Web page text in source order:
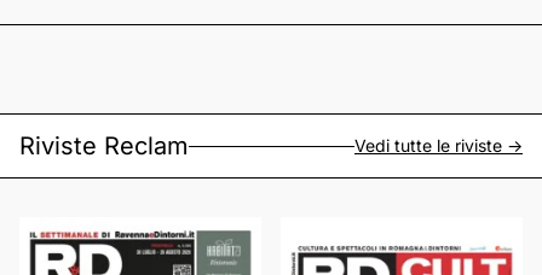
Riviste Reclam Vedi tutte le riviste ->